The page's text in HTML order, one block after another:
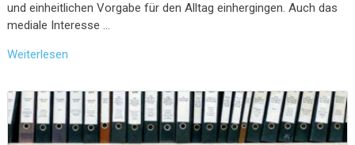
und einheitlichen Vorgabe für den Alltag einhergingen. Auch das
mediale Interesse …
Weiterlesen